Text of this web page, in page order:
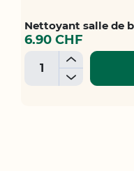
Nettoyant salle de
6.90 CHF
+
-